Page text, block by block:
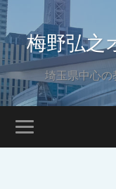
梅野弘之
埼玉県中心の